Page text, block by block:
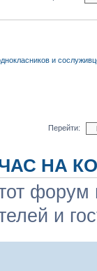
и
Перейти:
НА
форум
и